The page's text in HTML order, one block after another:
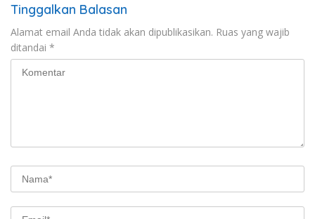
Tinggalkan Balasan
Alamat email Anda tidak akan dipublikasikan. Ruas yang wajib
ditandai *